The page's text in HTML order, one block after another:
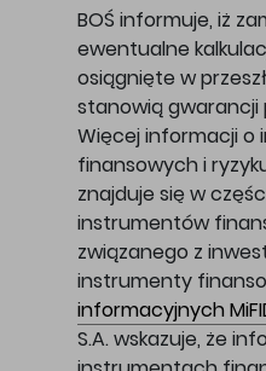
BOŚ informuje, iż
ewentualne
osiągnięte w
stanowią gwarancji
Więcej informacji o
finansowych i
znajduje się w
instrumentów
związanego z
instrumenty
informacyjnych
S.A. wskazuje, że